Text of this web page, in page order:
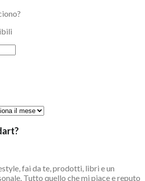
fai da te, prodotti, libri e un
Tutto quello che mi piace e reputo